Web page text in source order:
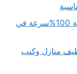
شركة تنظيف العليا الرياض جودة عالية 100%سرعة في
منازل وكنب